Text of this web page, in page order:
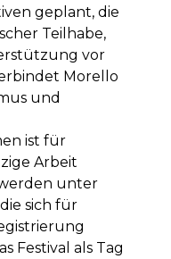
geplant, die
Teilhabe,
vor
Morello
und
ist für
Arbeit
unter
sich für
Festival als Tag